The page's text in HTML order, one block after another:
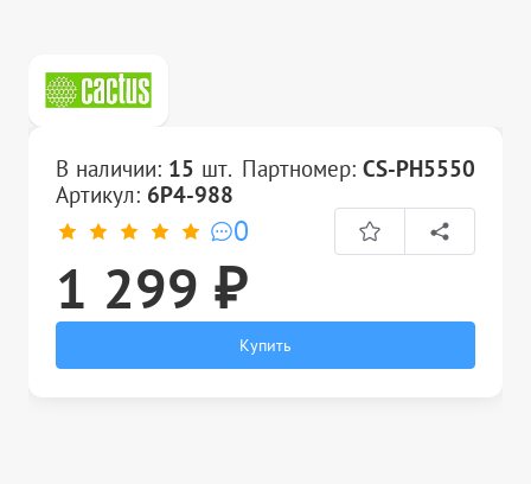
В наличии: 15 шт. Партномер: CS-PH5550
Артикул: 6P4-988
0
1 299 ₽
Купить